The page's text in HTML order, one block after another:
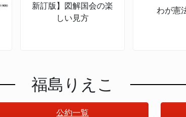
新訂版】図解国会の楽
しい見方
わが憲
福島りえこ
公約一覧